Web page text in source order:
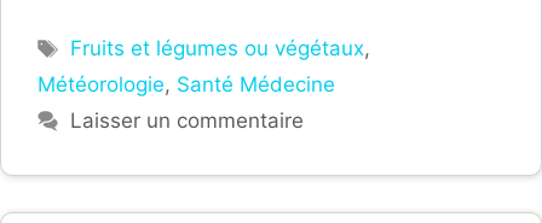
Étiquettes
Fruits et légumes ou végétaux,
Météorologie, Santé Médecine
Laisser un commentaire